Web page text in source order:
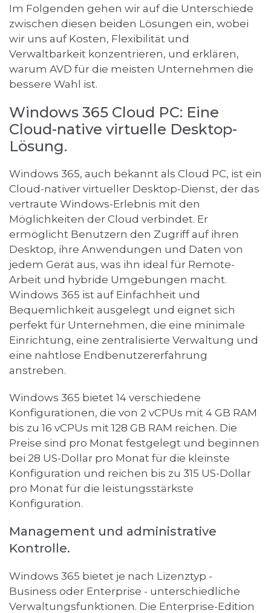
Im Folgenden gehen wir auf die Unterschiede
zwischen diesen beiden Lösungen ein, wobei
wir uns auf Kosten, Flexibilität und
Verwaltbarkeit konzentrieren, und erklären,
warum AVD für die meisten Unternehmen die
bessere Wahl ist.
Windows 365 Cloud PC: Eine
Cloud-native virtuelle Desktop-
Lösung.
Windows 365, auch bekannt als Cloud PC, ist ein
Cloud-nativer virtueller Desktop-Dienst, der das
vertraute Windows-Erlebnis mit den
Möglichkeiten der Cloud verbindet. Er
ermöglicht Benutzern den Zugriff auf ihren
Desktop, ihre Anwendungen und Daten von
jedem Gerät aus, was ihn ideal für Remote-
Arbeit und hybride Umgebungen macht.
Windows 365 ist auf Einfachheit und
Bequemlichkeit ausgelegt und eignet sich
perfekt für Unternehmen, die eine minimale
Einrichtung, eine zentralisierte Verwaltung und
eine nahtlose Endbenutzererfahrung
anstreben.
Windows 365 bietet 14 verschiedene
Konfigurationen, die von 2 vCPUs mit 4 GB RAM
bis zu 16 vCPUs mit 128 GB RAM reichen. Die
Preise sind pro Monat festgelegt und beginnen
bei 28 US-Dollar pro Monat für die kleinste
Konfiguration und reichen bis zu 315 US-Dollar
pro Monat für die leistungsstärkste
Konfiguration.
Management und administrative
Kontrolle.
Windows 365 bietet je nach Lizenztyp -
Business oder Enterprise - unterschiedliche
Verwaltungsfunktionen. Die Enterprise-Edition